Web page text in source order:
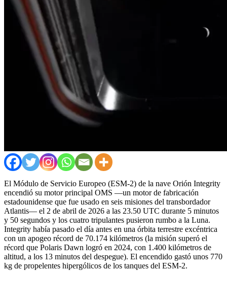
El Módulo de Servicio Europeo (ESM-2) de la nave Orión Integrity
encendió su motor principal OMS —un motor de fabricación
estadounidense que fue usado en seis misiones del transbordador
Atlantis— el 2 de abril de 2026 a las 23.50 UTC durante 5 minutos
y 50 segundos y los cuatro tripulantes pusieron rumbo a la Luna.
Integrity había pasado el día antes en una órbita terrestre excéntrica
con un apogeo récord de 70.174 kilómetros (la misión superó el
récord que Polaris Dawn logró en 2024, con 1.400 kilómetros de
altitud, a los 13 minutos del despegue). El encendido gastó unos 770
kg de propelentes hipergólicos de los tanques del ESM-2.